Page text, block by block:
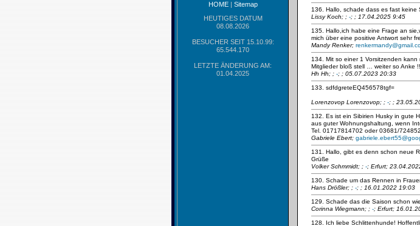
HOME| Sitemap
HEUTIGES DATUM
08.08.2026
BESUCHER SEIT 15.10.99:
65.544.170
LETZTE ÄNDERUNG AM:
01.04.2025
136. Hallo, schade dass es fast keine
Lissy Koch; ; -; ; 17.04.2025 9:45
135. Hallo,ich habe eine Frage an
mich über eine positive Antwort sehr
Mandy Renker;
134. Mit so einer 1 Vorsitzenden
Mitglieder bloß stell … weiter so Anke
Hh Hh; ; -; ; 05.07.2023 20:33
133. sdfdgreteEQ456578tgf=
Lorenzovop Lorenzovop; ; -; ;
132. Es ist ein Sibirien Husky in gute
aus guter Wohnungshaltung, wenn
Tel. 01717814702 oder 03681/
Gabriele Ebert;
131. Hallo, gibt es denn schon neue
Grüße
Volker Schmmidt; ; -; Erfurt;
130. Schade um das Rennen in
Hans Drößler; ; -; ; 16.01.2022 19:03
129. Schade das die Saison schon
Corinna Wiegmann; ; -; Erfurt;
128. Ich liebe Schlittenhunde!